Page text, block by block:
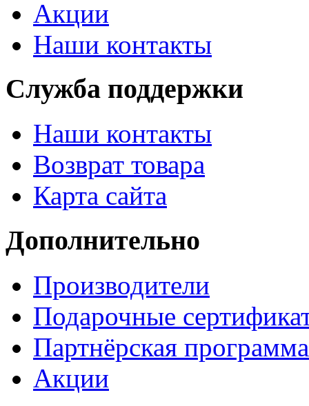
Акции
Наши контакты
Служба поддержки
Наши контакты
Возврат товара
Карта сайта
Дополнительно
Производители
Подарочные
Партнёрская программа
Акции